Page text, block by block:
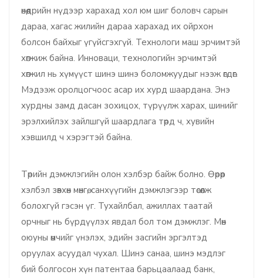
өнөөдрийн нүдээр харахад хол юм шиг боловч сарын
дараа, хагас жилийн дараа харахад их ойрхон
болсон байхыг үгүйсгэхгүй. Технологи маш эрчимтэй
хөгжиж байна. Инноваци, технологийн эрчимтэй
хөгжил нь хүмүүст шинэ шинэ боломжуудыг нээж өгдөг.
Мэдээж оролцогчоос асар их хурд шаардана. Энэ
хурдны замд дасан зохицох, түрүүлж харах, шинийг
эрэлхийлэх зайлшгүй шаардлага төрд ч, хувийн
хэвшилд ч хэрэгтэй байна.
Төрийн дэмжлэгийн олон хэлбэр байж болно. Өөрөөр
хэлбэл зөвхөн мөнгө, санхүүгийн дэмжлэгээр төсөөлж
болохгүй гэсэн үг. Тухайлбал, ажиллах таатай
орчныг нь бүрдүүлэх явдал бол том дэмжлэг. Мөн
оюуны өмчийг үнэлэх, эдийн засгийн эргэлтэд
оруулах асуудал чухал. Шинэ санаа, шинэ мэдлэг
бий болгосон хүн патентаа барьцаалаад банк,